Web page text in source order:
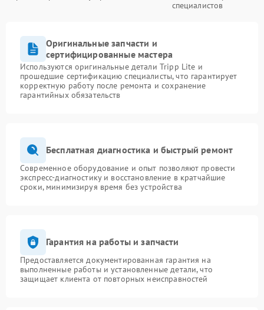
специалистов
Оригинальные запчасти и
сертифицированные мастера
Используются оригинальные детали Tripp Lite и
прошедшие сертификацию специалисты, что гарантирует
корректную работу после ремонта и сохранение
гарантийных обязательств
Бесплатная диагностика и быстрый ремонт
Современное оборудование и опыт позволяют провести
экспресс-диагностику и восстановление в кратчайшие
сроки, минимизируя время без устройства
Гарантия на работы и запчасти
Предоставляется документированная гарантия на
выполненные работы и установленные детали, что
защищает клиента от повторных неисправностей